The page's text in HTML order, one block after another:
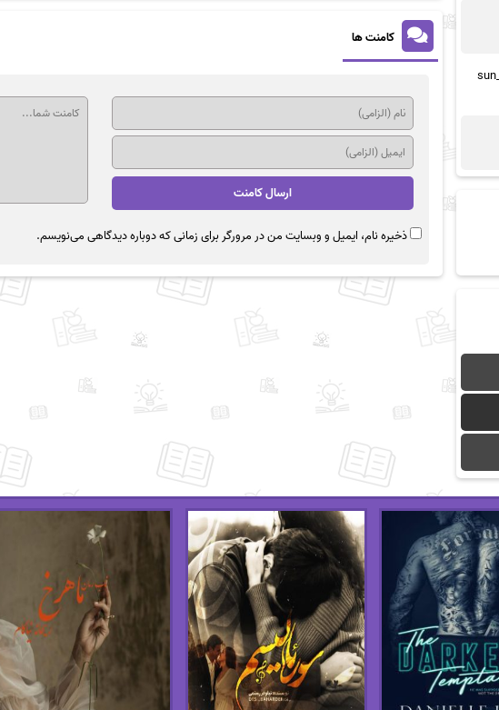
کامنت ها
ذخیره نام، ایمیل و وبسایت من در مرورگر برای زمانی که دوباره دیدگاهی می‌نویسم.